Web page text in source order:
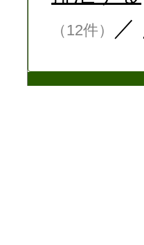
（12件） ／